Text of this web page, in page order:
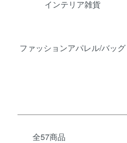
インテリア雑貨
ファッションアパレル/バッグ
全57商品